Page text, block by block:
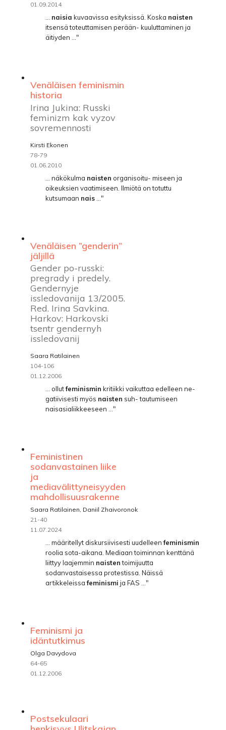
01.09.2014
naisia kuvaavissa esityksissä. Koska naisten
itsensä toteuttamisen perään- kuuluttaminen ja
äitiyden ..."
Venäläisen feminismin
historia
Irina Jukina: Russki
feminizm kak vyzov
sovremennosti
Kirsti Ekonen
78-79
01.06.2010
... näkökulma naisten organisoitu- miseen ja
oikeuksien vaatimiseen. Ilmiötä on totuttu
kutsumaan nais ..."
Venäläisen ”genderin”
jäljillä
Gender po-russki:
pregrady i predely.
Gendernyje
issledovanija 13/2005.
Red. Irina Savkina.
Harkov: Harkovski
tsentr gendernyh
issledovanij
Saara Ratilainen
104-106
01.12.2006
... ollutfeminismin kritiikki vaikuttaa edelleen ne-
gatiivisesti myös naisten suh- tautumiseen
naisasialiikkeeseen ..."
Feministinen
sodanvastainen liike
ja
mediavälittyneisyyden
mahdollisuusrakenne
Saara Ratilainen, Daniil Zhaivoronok
21-40
11.07.2024
... määritellyt diskursiivisesti uudelleenfeminismin
roolia sota-aikana. Mediaan toiminnan kenttänä
liittyy laajemmin naistentoimijuutta
sodanvastaisessa protestissa. Näissä
artikkeleissafeminismi ja FAS ..."
Feminismi ja
idäntutkimus
Olga Davydova
64-65
01.12.2006
Postsekulaari